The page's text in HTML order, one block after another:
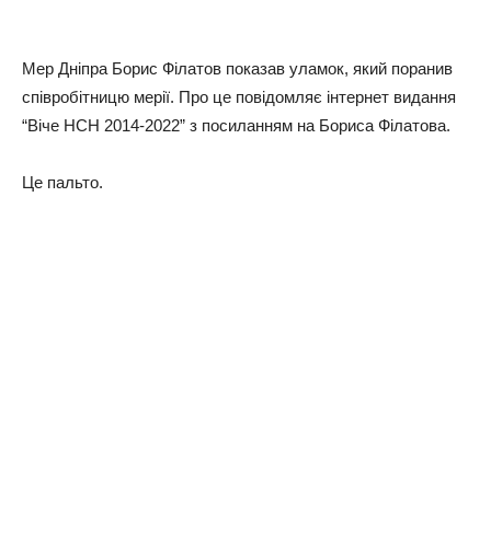
Мер Дніпра Борис Філатов показав уламок, який поранив
співробітницю мерії. Про це повідомляє iнтернет видання
“Віче HCH 2014-2022” з посиланням на Бориса Філатова.
Це пальто.